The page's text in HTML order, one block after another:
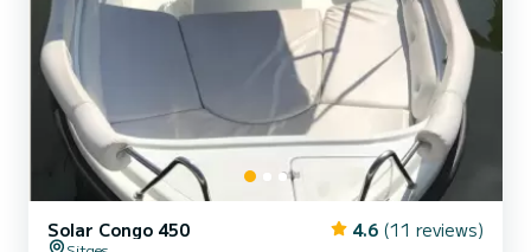
Solar Congo 450 4.6 (11 reviews)